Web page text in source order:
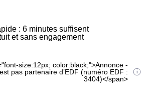
: 6 minutes suffisent
et sans engagement
size:12px; color:black;">Annonce -
pas partenaire d’EDF (numéro EDF :
3404)</span>